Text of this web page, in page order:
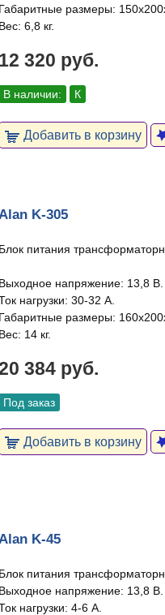
Габаритные размеры:
Вес: 6,8 кг.
12 320 руб.
В наличии: К
Добавить в корзину
Alan K-305
Блок питания
Выходное напряжение: 13,8 В.
нагрузки: 30-32 А.
Габаритные размеры:
Вес: 14 кг.
384 руб.
Под заказ
Добавить в корзину
K-45
Блок питания
Выходное напряжение: 13,8 В.
нагрузки: 4-6 А.